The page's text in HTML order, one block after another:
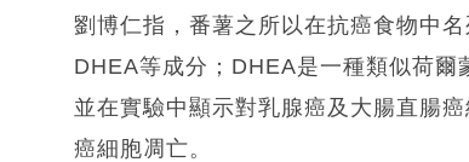
劉博仁指，番薯之所以在抗癌食物中
DHEA等成分；DHEA是一種類似荷爾
並在實驗中顯示對乳腺癌及大腸直腸
癌細胞凋亡。